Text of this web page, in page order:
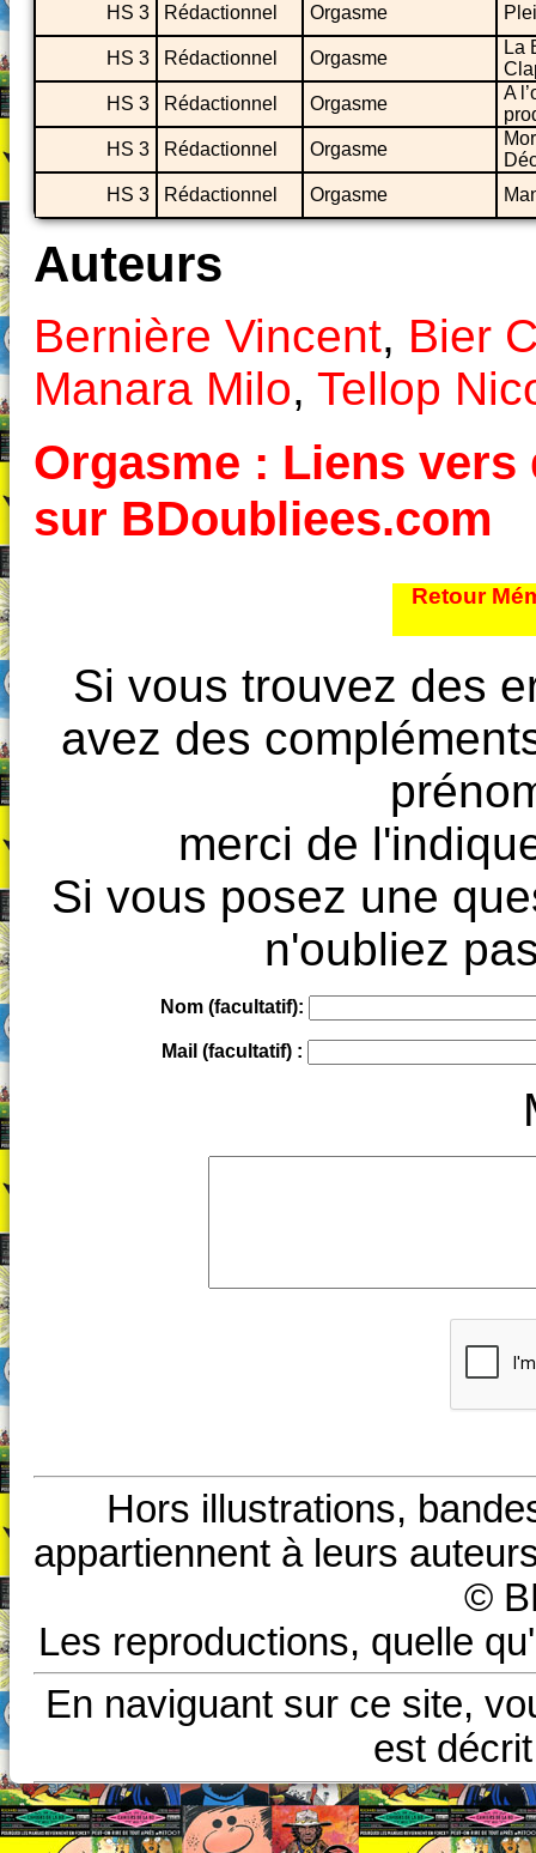
HS 3
Rédactionnel Orgasme
HS 3 Rédactionnel Orgasme
La
HS 3
Rédactionnel Orgasme
A
HS 3
Rédactionnel Orgasme
HS 3
Rédactionnel Orgasme
Auteurs
Bernière Vincent, Bier
Manara Milo, Tellop
Orgasme : Liens
sur BDoubliees.com
Retour
Si vous trouvez des
avez des
merci de
Si vous posez une
n'oubliez
Nom (facultatif):
Mail (facultatif) :
Hors illustrations,
appartiennent à leurs
©
Les reproductions, quelle
En naviguant sur ce site,
est